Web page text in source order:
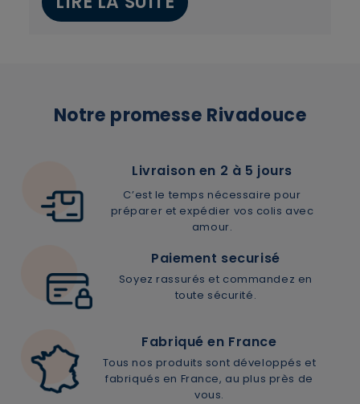
Voulez-vous vraiment supprimer le produit suivant
Notre promesse Rivadouce
Livraison en 2 à 5 jours
C’est le temps nécessaire pour
préparer et expédier vos colis avec
amour.
Paiement securisé
Soyez rassurés et commandez en
toute sécurité.
Fabriqué en France
Tous nos produits sont développés et
fabriqués en France, au plus près de
vous.
JE M’INSCRIS
En renseignant votre adresse e-mail, vous acceptez de
recevoir des communications par e-mail de la part de
Rivadouce et Milton, son partenaire Hygiène Maison.